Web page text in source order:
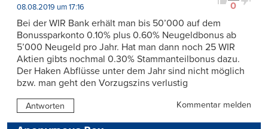
0
08.08.2019 um 17:16
Bei der WIR Bank erhält man bis 50’000 auf dem
Bonussparkonto 0.10% plus 0.60% Neugeldbonus ab
5’000 Neugeld pro Jahr. Hat man dann noch 25 WIR
Aktien gibts nochmal 0.30% Stammanteilbonus dazu.
Der Haken Abflüsse unter dem Jahr sind nicht möglich
bzw. man geht den Vorzugszins verlustig
Antworten Kommentar melden